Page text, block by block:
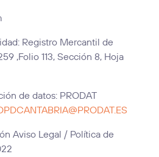
Registro Mercantil de
,Folio 113, Sección 8, Hoja
de datos: PRODAT
Aviso Legal / Política de